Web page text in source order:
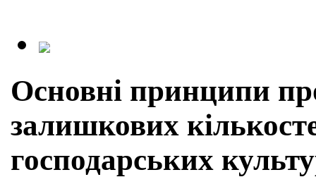
Основні принципи
залишкових
господарських